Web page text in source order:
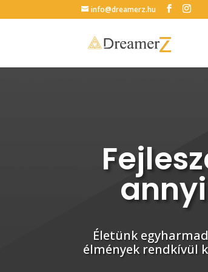
info@dreamerz.hu
Életünk
élmények rendkívül